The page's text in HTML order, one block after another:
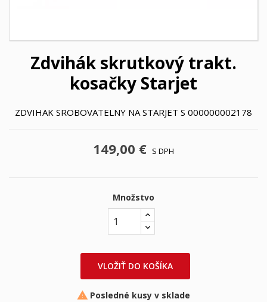
Zdvihák skrutkový trakt.
kosačky Starjet
ZDVIHAK SROBOVATELNY NA STARJET S 000000002178
149,00 € S DPH
Množstvo
VLOŽIŤ DO KOŠÍKA
 Posledné kusy v sklade